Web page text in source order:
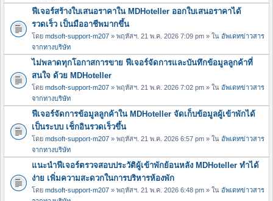
ฟีเจอร์สร้างใบเสนอราคาใน MDHoteller ออกใบเสนอราคาได้
รวดเร็ว เป็นมืออาชีพมากขึ้น
โดย mdsoft-support-m207 » พฤหัสฯ. 21 พ.ค. 2026 7:09 pm » ใน อัพเดทข่าวสาร
จากทางบริษัท
ไม่พลาดทุกโอกาสการขาย ฟีเจอร์จัดการและบันทึกข้อมูลลูกค้าที่
สนใจ ด้วย MDHoteller
โดย mdsoft-support-m207 » พฤหัสฯ. 21 พ.ค. 2026 7:02 pm » ใน อัพเดทข่าวสาร
จากทางบริษัท
ฟีเจอร์จัดการข้อมูลลูกค้าใน MDHoteller จัดเก็บข้อมูลผู้เข้าพักได้
เป็นระบบ เช็กอินรวดเร็วขึ้น
โดย mdsoft-support-m207 » พฤหัสฯ. 21 พ.ค. 2026 6:57 pm » ใน อัพเดทข่าวสาร
จากทางบริษัท
แนะนำฟีเจอร์ตรวจสอบประวัติผู้เข้าพักย้อนหลัง MDHoteller ทำได้
ง่าย เพิ่มความสะดวกในการบริหารห้องพัก
โดย mdsoft-support-m207 » พฤหัสฯ. 21 พ.ค. 2026 6:48 pm » ใน อัพเดทข่าวสาร